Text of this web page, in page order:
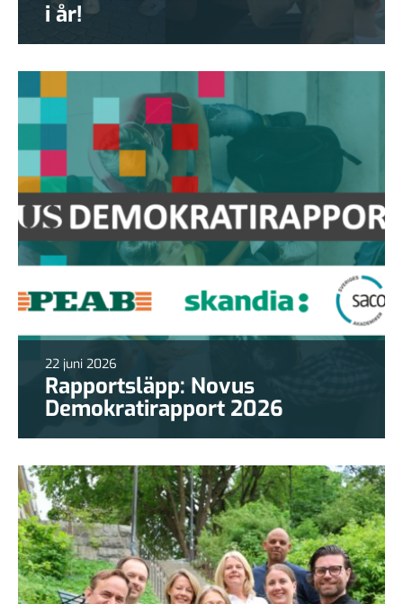
i år!
22 juni 2026
Rapportsläpp: Novus
Demokratirapport 2026